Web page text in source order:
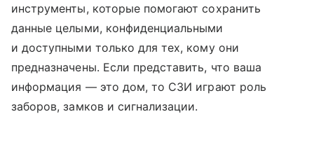
инструменты, которые помогают сохранить
данные целыми, конфиденциальными
и доступными только для тех, кому они
предназначены. Если представить, что ваша
информация — это дом, то СЗИ играют роль
заборов, замков и сигнализации.